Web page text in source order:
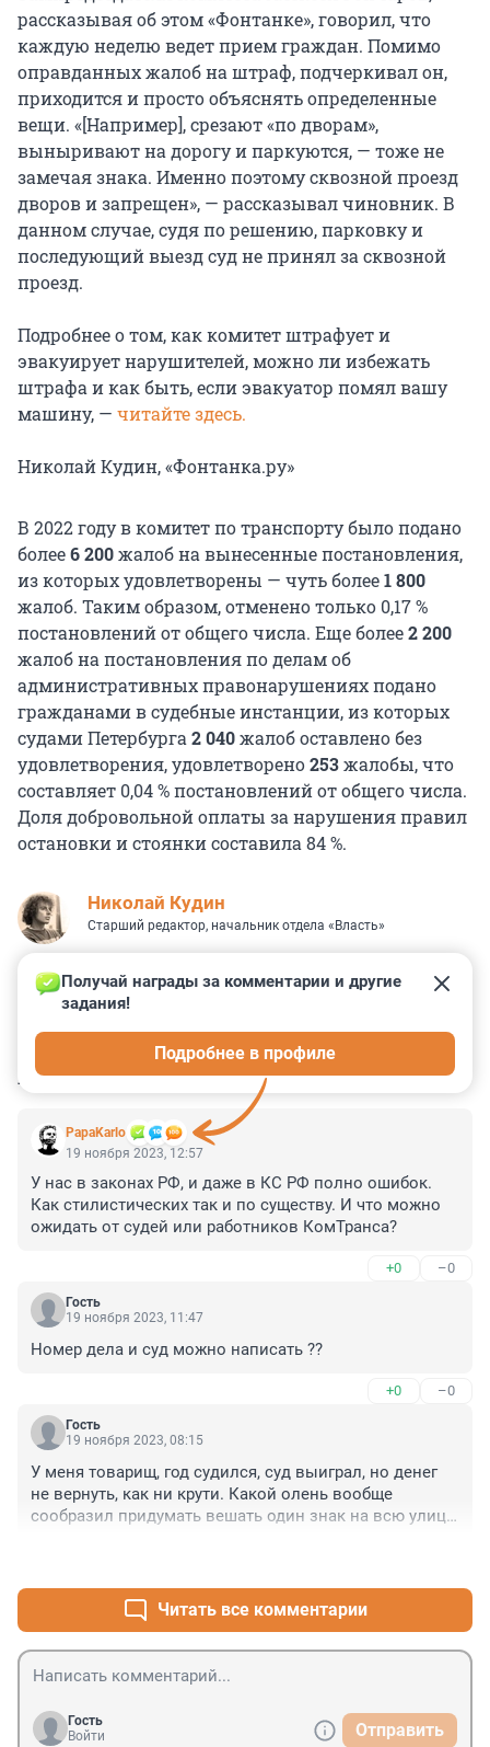
рассказывая об этом «Фонтанке», говорил, что
каждую неделю ведет прием граждан. Помимо
оправданных жалоб на штраф, подчеркивал он,
приходится и просто объяснять определенные
вещи. «[Например], срезают «по дворам»,
выныривают на дорогу и паркуются, — тоже не
замечая знака. Именно поэтому сквозной проезд
дворов и запрещен», — рассказывал чиновник. В
данном случае, судя по решению, парковку и
последующий выезд суд не принял за сквозной
проезд.
Подробнее о том, как комитет штрафует и
эвакуирует нарушителей, можно ли избежать
штрафа и как быть, если эвакуатор помял вашу
машину, — читайте здесь.
Николай Кудин, «Фонтанка.ру»
В 2022 году в комитет по транспорту было подано
более6 200жалоб на вынесенные постановления,
из которых удовлетворены — чуть более1 800
жалоб. Таким образом, отменено только 0,17 %
постановлений от общего числа. Еще более2 200
жалоб на постановления по делам об
административных правонарушениях подано
гражданами в судебные инстанции, из которых
судами Петербурга 2 040жалоб оставлено без
удовлетворения, удовлетворено253жалобы, что
составляет 0,04 % постановлений от общего числа.
Доля добровольной оплаты за нарушения правил
остановки и стоянки составила 84 %.
Николай Кудин
Старший редактор, начальник отдела «Власть»
КОММЕНТАРИИ 66
PapaKarlo
Получай награды за комментарии и другие
задания!
Подробнее в профиле
19 ноября 2023, 12:57
У нас в законах РФ, и даже в КС РФ полно ошибок.
Как стилистических так и по существу. И что можно
ожидать от судей или работников КомТранса?
+0 –0
Гость
19 ноября 2023, 11:47
Номер дела и суд можно написать ??
+0 –0
Гость
19 ноября 2023, 08:15
У меня товарищ, год судился, суд выиграл, но денег
не вернуть, как ни крути. Какой олень вообще
сообразил придумать вешать один знак на всю улицу
гос службы уволитьЧитать все комментарии
Гость
Войти
Отправить